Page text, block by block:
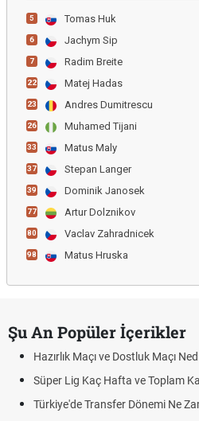
5 Tomas Huk
6 Jachym Sip
7 Radim Breite
22 Matej Hadas
23 Andres Dumitrescu
26 Muhamed Tijani
33 Matus Maly
37 Stepan Langer
39 Dominik Janosek
77 Artur Dolznikov
80 Vaclav Zahradnicek
98 Matus Hruska
Şu An Popüler İçerikler
Hazırlık Maçı ve Dostluk Maçı
Süper Lig Kaç Hafta ve Toplam
Türkiye'de Transfer Dönemi Ne